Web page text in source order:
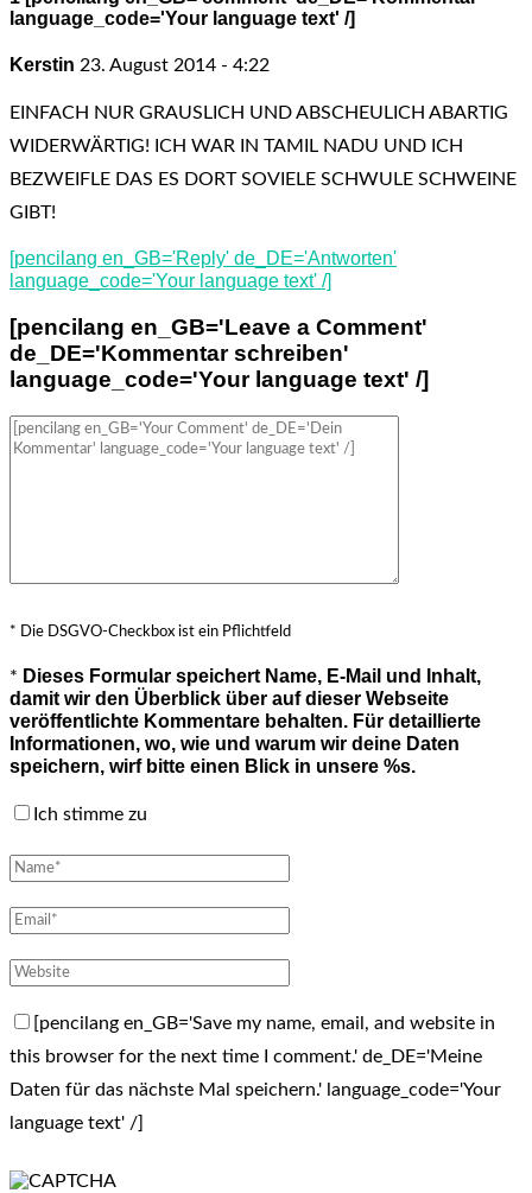
language_code='Your language text' /]
Kerstin 23. August 2014 - 4:22
EINFACH NUR GRAUSLICH UND ABSCHEULICH ABARTIG
WIDERWÄRTIG! ICH WAR IN TAMIL NADU UND ICH
BEZWEIFLE DAS ES DORT SOVIELE SCHWULE SCHWEINE
GIBT!
[pencilang en_GB='Reply' de_DE='Antworten'
language_code='Your language text' /]
[pencilang en_GB='Leave a Comment'
de_DE='Kommentar schreiben'
language_code='Your language text' /]
* Die DSGVO-Checkbox ist ein Pflichtfeld
* Dieses Formular speichert Name, E-Mail und Inhalt,
damit wir den Überblick über auf dieser Webseite
veröffentlichte Kommentare behalten. Für detaillierte
Informationen, wo, wie und warum wir deine Daten
speichern, wirf bitte einen Blick in unsere %s.
Ich stimme zu
[pencilang en_GB='Save my name, email, and website in
this browser for the next time I comment.' de_DE='Meine
Daten für das nächste Mal speichern.' language_code='Your
language text' /]